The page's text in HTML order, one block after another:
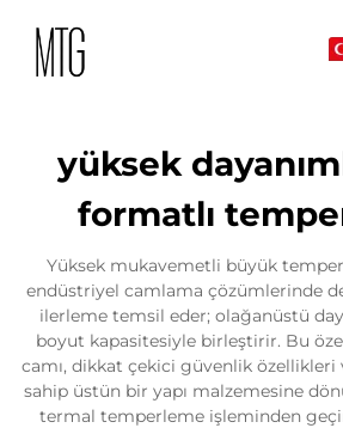
yüksek
formatlı
Yüksek mukavemetli büyük
endüstriyel camlama çözümlerinde
ilerleme temsil eder; olağanüstü
boyut kapasitesiyle birleştirir. Bu
camı, dikkat çekici güvenlik özellikleri
sahip üstün bir yapı malzemesine
termal temperleme işleminden